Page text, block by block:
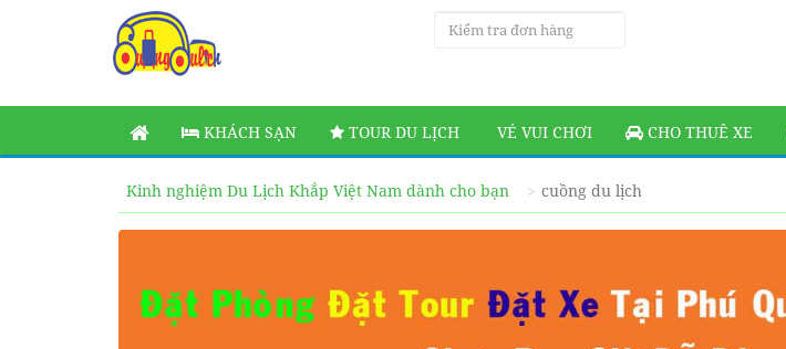
KHÁCH SẠN TOUR DU LỊCH VÉ VUI CHƠI CHO THUÊ XE
Kinh nghiệm Du Lịch Khắp Việt Nam dành cho bạn cuồng du lịch